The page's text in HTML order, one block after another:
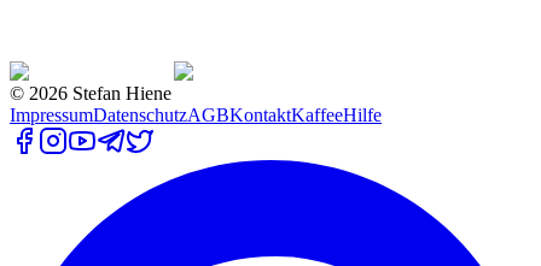
© 2026 Stefan Hiene
ImpressumDatenschutzAGBKontaktKaffeeHilfe